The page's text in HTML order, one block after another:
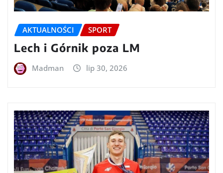
AKTUALNOŚCI SPORT
Lech i Górnik poza LM
Madman lip 30, 2026